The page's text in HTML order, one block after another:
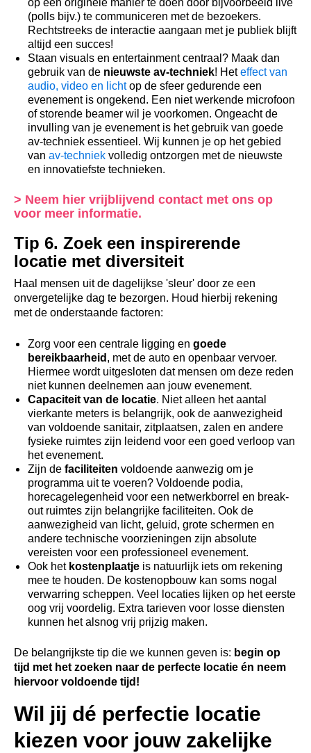
op een originele manier te doen door bijvoorbeeld live
(polls bijv.) te communiceren met de bezoekers.
Rechtstreeks de interactie aangaan met je publiek blijft
altijd een succes!
Staan visuals en entertainment centraal? Maak dan
gebruik van de nieuwste av-techniek! Heteffect van
audio, video en lichtop de sfeer gedurende een
evenement is ongekend. Een niet werkende microfoon
of storende beamer wil je voorkomen. Ongeacht de
invulling van je evenement is het gebruik van goede
av-techniek essentieel. Wij kunnen je op het gebied
van av-techniek volledig ontzorgen met de nieuwste
en innovatiefste technieken.
> Neem hier vrijblijvend contact met ons op
voor meer informatie.
Tip 6. Zoek een inspirerende
locatie met diversiteit
Haal mensen uit de dagelijkse 'sleur' door ze een
onvergetelijke dag te bezorgen. Houd hierbij rekening
met de onderstaande factoren:
Zorg voor een centrale ligging en goede
bereikbaarheid , met de auto en openbaar vervoer.
Hiermee wordt uitgesloten dat mensen om deze reden
niet kunnen deelnemen aan jouw evenement.
Capaciteit van de locatie. Niet alleen het aantal
vierkante meters is belangrijk, ook de aanwezigheid
van voldoende sanitair, zitplaatsen, zalen en andere
fysieke ruimtes zijn leidend voor een goed verloop van
het evenement.
Zijn de faciliteiten voldoende aanwezig om je
programma uit te voeren? Voldoende podia,
horecagelegenheid voor een netwerkborrel en break-
out ruimtes zijn belangrijke faciliteiten. Ook de
aanwezigheid van licht, geluid, grote schermen en
andere technische voorzieningen zijn absolute
vereisten voor een professioneel evenement.
Ook het kostenplaatje is natuurlijk iets om rekening
mee te houden. De kostenopbouw kan soms nogal
verwarring scheppen. Veel locaties lijken op het eerste
oog vrij voordelig. Extra tarieven voor losse diensten
kunnen het alsnog vrij prijzig maken.
De belangrijkste tip die we kunnen geven is: begin op
tijd met het zoeken naar de perfecte locatie én neem
hiervoor voldoende tijd!
Wil jij dé perfectie locatie
kiezen voor jouw zakelijke